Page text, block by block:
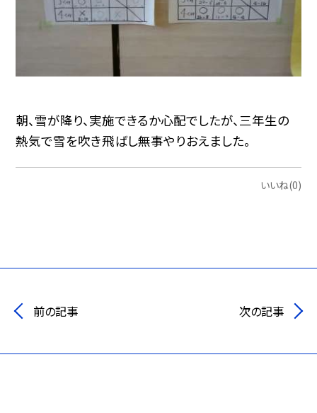
朝、雪が降り、実施できるか心配でしたが、三年生の
熱気で雪を吹き飛ばし無事やりおえました。
いいね(0)
前の記事 次の記事